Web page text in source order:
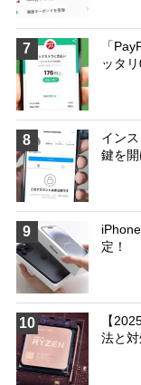
7
「
ッタ
8
イン
鍵を
9
定！
10
【
法と